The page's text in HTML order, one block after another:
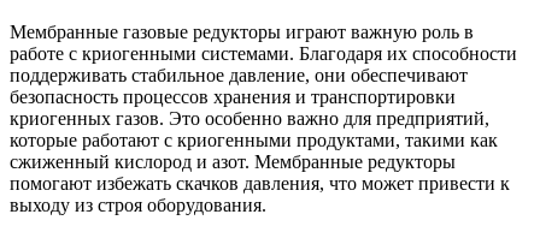
Мембранные газовые редукторы играют важную роль в
работе с криогенными системами. Благодаря их способности
поддерживать стабильное давление, они обеспечивают
безопасность процессов хранения и транспортировки
криогенных газов. Это особенно важно для предприятий,
которые работают с криогенными продуктами, такими как
сжиженный кислород и азот. Мембранные редукторы
помогают избежать скачков давления, что может привести к
выходу из строя оборудования.